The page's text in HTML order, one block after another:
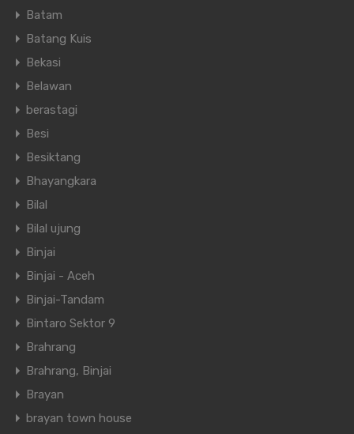
Batam
Batang Kuis
Bekasi
Belawan
berastagi
Besi
Besiktang
Bhayangkara
Bilal
Bilal ujung
Binjai
Binjai - Aceh
Binjai-Tandam
Bintaro Sektor 9
Brahrang
Brahrang, Binjai
Brayan
brayan town house